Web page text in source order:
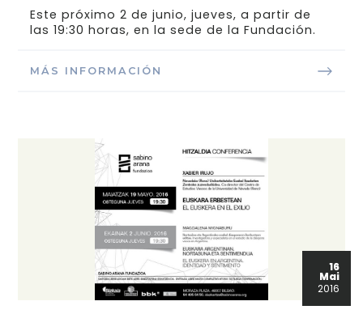
Este próximo 2 de junio, jueves, a partir de
las 19:30 horas, en la sede de la Fundación.
MÁS INFORMACIÓN
16
Mai
2016